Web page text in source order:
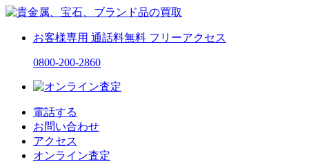
お客様専用 通話料無料 フリーアクセス
0800-200-2860
電話する
お問い合わせ
アクセス
オンライン査定